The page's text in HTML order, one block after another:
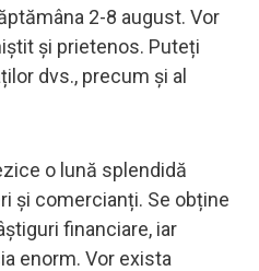
2-8 august. Vor
și prietenos. Puteți
dvs., precum și al
o lună splendidă
și comercianți. Se obține
financiare, iar
enorm. Vor exista